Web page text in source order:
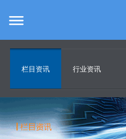
栏目资讯 行业资讯